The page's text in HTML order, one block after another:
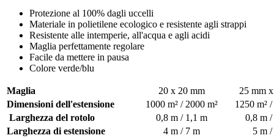
Protezione al 100% dagli uccelli
Materiale in polietilene ecologico e resistente agli strappi
Resistente alle intemperie, all'acqua e agli acidi
Maglia perfettamente regolare
Facile da mettere in pausa
Colore verde/blu
Maglia 20 x 20 mm
25 mm
Dimensioni dell'estensione
1000 m² / 2000 m²
1250 m²
Larghezza del rotolo
0,8 m / 1,1 m
0,8 m
Larghezza di estensione
4 m / 7 m
5 m